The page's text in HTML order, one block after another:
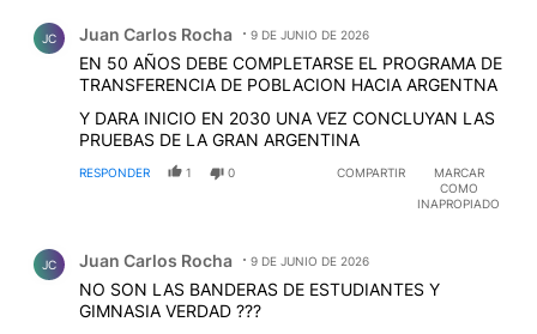
JC Juan Carlos Rocha 9 DE JUNIO DE 2026
EN 50 AÑOS DEBE COMPLETARSE EL PROGRAMA DE
TRANSFERENCIA DE POBLACION HACIA ARGENTNA
Y DARA INICIO EN 2030 UNA VEZ CONCLUYAN LAS
PRUEBAS DE LA GRAN ARGENTINA
RESPONDER 1 0 COMPARTIR
MARCAR
COMO
INAPROPIADO
JC Juan Carlos Rocha 9 DE JUNIO DE 2026
NO SON LAS BANDERAS DE ESTUDIANTES Y
GIMNASIA VERDAD ???